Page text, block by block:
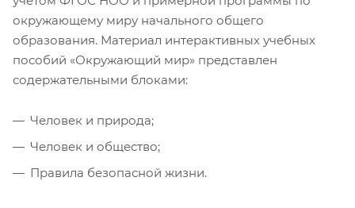
окружающему миру начального общего
образования. Материал интерактивных учебных
пособий «Окружающий мир» представлен
содержательными блоками:
Человек и природа;
Человек и общество;
Правила безопасной жизни.